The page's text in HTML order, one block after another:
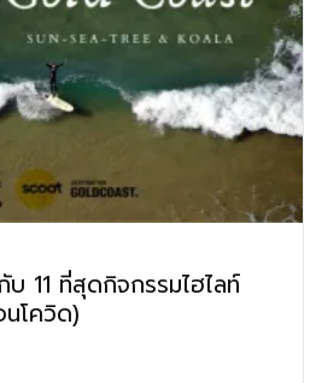
11 ที่สุดกิจกรรมไฮไลท์
โควิด)